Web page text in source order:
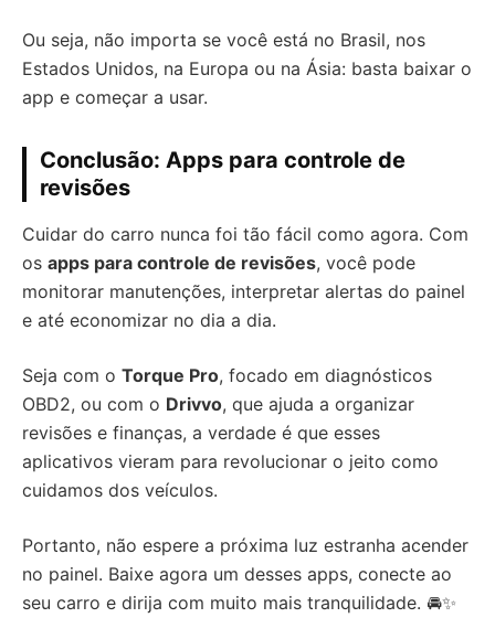
Ou seja, não importa se você está no Brasil, nos
Estados Unidos, na Europa ou na Ásia: basta baixar o
app e começar a usar.
Conclusão: Apps para controle de
revisões
Cuidar do carro nunca foi tão fácil como agora. Com
os apps para controle de revisões, você pode
monitorar manutenções, interpretar alertas do painel
e até economizar no dia a dia.
Seja com o Torque Pro, focado em diagnósticos
OBD2, ou com o Drivvo, que ajuda a organizar
revisões e finanças, a verdade é que esses
aplicativos vieram para revolucionar o jeito como
cuidamos dos veículos.
Portanto, não espere a próxima luz estranha acender
no painel. Baixe agora um desses apps, conecte ao
seu carro e dirija com muito mais tranquilidade. 🚘✨